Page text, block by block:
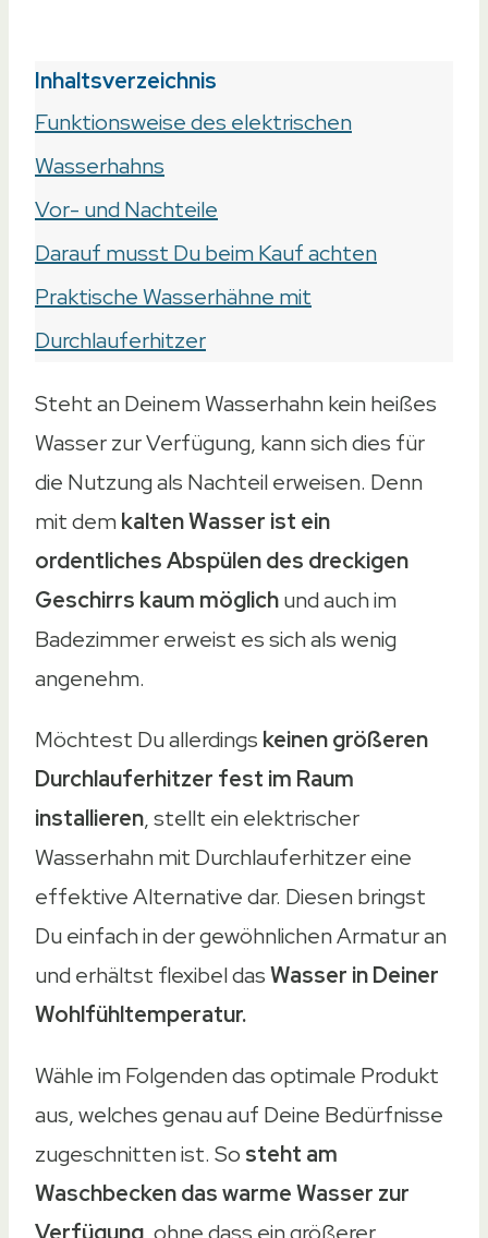
Inhaltsverzeichnis
Funktionsweise des elektrischen
Wasserhahns
Vor- und Nachteile
Darauf musst Du beim Kauf achten
Praktische Wasserhähne mit
Durchlauferhitzer
Steht an Deinem Wasserhahn kein heißes
Wasser zur Verfügung, kann sich dies für
die Nutzung als Nachteil erweisen. Denn
mit demkalten Wasser ist ein
ordentliches Abspülen des dreckigen
Geschirrs kaum möglichund auch im
Badezimmer erweist es sich als wenig
angenehm.
Möchtest Du allerdings keinen größeren
Durchlauferhitzer fest im Raum
installieren, stellt ein elektrischer
Wasserhahn mit Durchlauferhitzer eine
effektive Alternative dar. Diesen bringst
Du einfach in der gewöhnlichen Armatur an
und erhältst flexibel dasWasser in Deiner
Wohlfühltemperatur.
Wähle im Folgenden das optimale Produkt
aus, welches genau auf Deine Bedürfnisse
zugeschnitten ist. So steht am
Waschbecken das warme Wasser zur